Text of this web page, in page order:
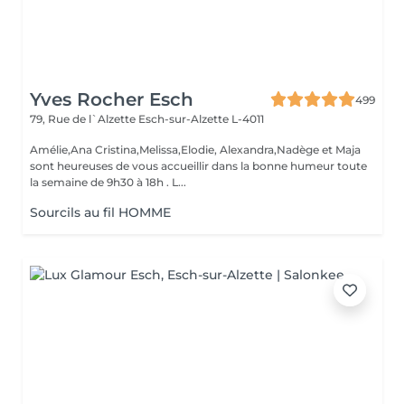
Yves Rocher Esch
499
79, Rue de l`Alzette Esch-sur-Alzette L-4011
Amélie,Ana Cristina,Melissa,Elodie, Alexandra,Nadège et Maja
sont heureuses de vous accueillir dans la bonne humeur toute
la semaine de 9h30 à 18h . L...
Sourcils au fil HOMME